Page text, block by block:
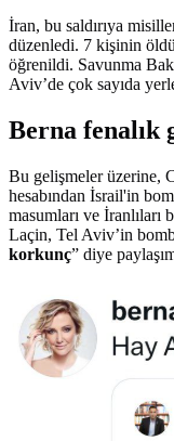
İran, bu saldırıya
düzenledi. 7 kişinin
öğrenildi. Savunma
Aviv’de çok sayıda
Berna fenalık
Bu gelişmeler üzerine,
hesabından İsrail'in
masumları ve
Laçin, Tel Aviv’in
korkunç” diye